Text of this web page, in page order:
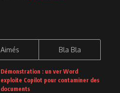
Aimés Bla Bla
Démonstration : un ver Word
exploite Copilot pour contaminer des
documents